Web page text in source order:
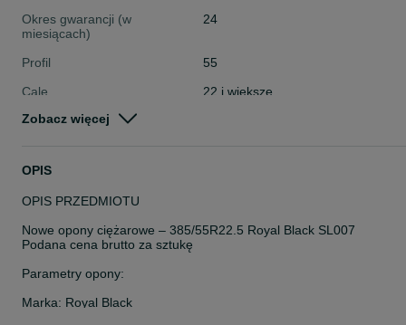
Okres gwarancji (w
miesiącach)
24
Profil
55
Cale
22 i większe
Stan
Pojazd
Szerokość
Zobacz więcej
OPIS
OPIS PRZEDMIOTU
Nowe opony ciężarowe – 385/55R22.5 Royal Black SL007
Podana cena brutto za sztukę
Parametry opony:
Marka: Royal Black